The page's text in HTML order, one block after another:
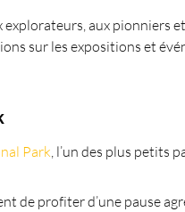
explorateurs, aux
sur les expositions et
Park , l’un des plus petits
de profiter d’une pause